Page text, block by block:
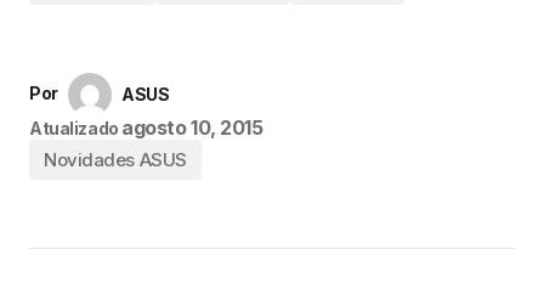
Por
ASUS
Atualizado agosto 10, 2015
Novidades ASUS